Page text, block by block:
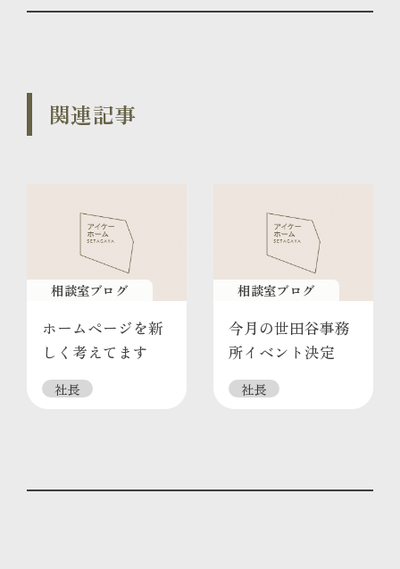
関連記事
相談室ブログ
ホームページを新
しく考えてます
社長
相談室ブログ
今月の世田谷事務
所イベント決定
社長